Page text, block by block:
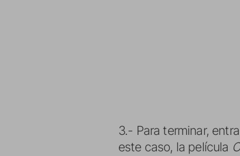
3.- Para terminar,
este caso, la película